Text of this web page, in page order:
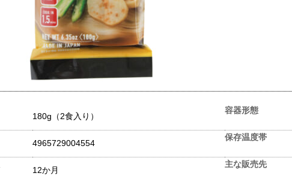
180g（2食入り）
容器形態
4965729004554
保存温度帯
12か月
主な販売先